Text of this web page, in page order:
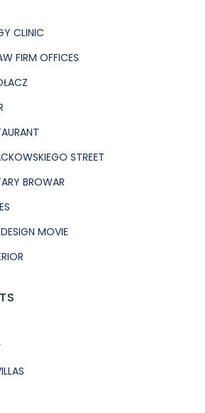
CLINIC
FIRM OFFICES
STREET
BROWAR
MOVIE